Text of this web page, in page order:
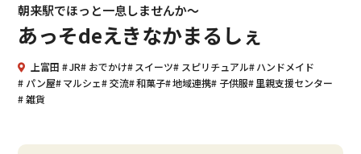
朝来駅でほっと一息しませんか～
あっそdeえきなかまるしぇ
上富田 JR おでかけ スイーツ スピリチュアル
ハンドメイド
パン屋
マルシェ 交流 和菓子 地域連携 子供服
里親支援センター
雑貨